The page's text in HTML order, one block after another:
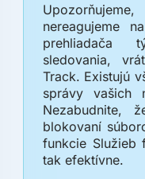
nereagujeme
prehliadača
sledovania,
Track. Existujú
správy vašich
Nezabudnite,
blokovaní
funkcie Služieb
tak efektívne.